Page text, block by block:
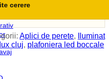
cerere
Aplici de perete,
Iluminat
cluj, plafoniera led boccale